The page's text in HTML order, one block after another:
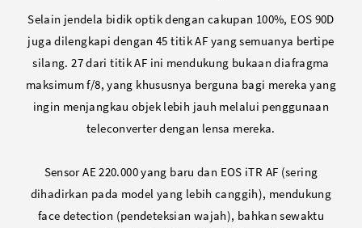
Selain jendela bidik optik dengan cakupan 100%, EOS 90D
juga dilengkapi dengan 45 titik AF yang semuanya bertipe
silang. 27 dari titik AF ini mendukung bukaan diafragma
maksimum f/8, yang khususnya berguna bagi mereka yang
ingin menjangkau objek lebih jauh melalui penggunaan
teleconverter dengan lensa mereka.
Sensor AE 220.000 yang baru dan EOS iTR AF (sering
dihadirkan pada model yang lebih canggih), mendukung
face detection (pendeteksian wajah), bahkan sewaktu